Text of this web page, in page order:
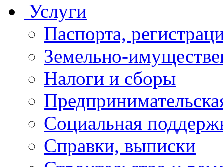
Услуги
Паспорта,
Земельно-
Налоги и сборы
Социальная
Справки, выписки